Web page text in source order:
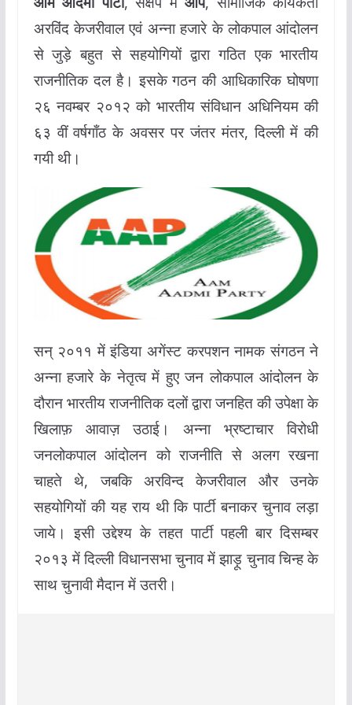
अरविंद केजरीवाल एवं अन्ना हजारे के लोकपाल आंदोलन
से जुड़े बहुत से सहयोगियों द्वारा गठित एक भारतीय
राजनीतिक दल है। इसके गठन की आधिकारिक घोषणा
२६ नवम्बर २०१२ को भारतीय संविधान अधिनियम की
६३ वीं वर्षगाँठ के अवसर पर जंतर मंतर, दिल्ली में की
गयी थी।
सन् २०११ में इंडिया अगेंस्ट करपशन नामक संगठन ने
अन्ना हजारे के नेतृत्व में हुए जन लोकपाल आंदोलन के
दौरान भारतीय राजनीतिक दलों द्वारा जनहित की उपेक्षा के
खिलाफ़ आवाज़ उठाई। अन्ना भ्रष्टाचार विरोधी
जनलोकपाल आंदोलन को राजनीति से अलग रखना
चाहते थे, जबकि अरविन्द केजरीवाल और उनके
सहयोगियों की यह राय थी कि पार्टी बनाकर चुनाव लड़ा
जाये। इसी उद्देश्य के तहत पार्टी पहली बार दिसम्बर
२०१३ में दिल्ली विधानसभा चुनाव में झाड़ू चुनाव चिन्ह के
साथ चुनावी मैदान में उतरी।